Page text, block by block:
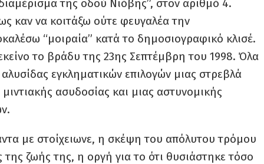
της οδού Νιόβης”, στον αριθμό 4.
καν να κοιτάξω ούτε φευγαλέα την
“μοιραία” κατά το δημοσιογραφικό κλισέ.
το βράδυ της 23ης Σεπτέμβρη του 1998. Όλα
εγκληματικών επιλογών μιας στρεβλά
ασυδοσίας και μιας αστυνομικής
με στοίχειωνε, η σκέψη του απόλυτου τρόμου
της ζωής της, η οργή για το ότι θυσιάστηκε τόσο